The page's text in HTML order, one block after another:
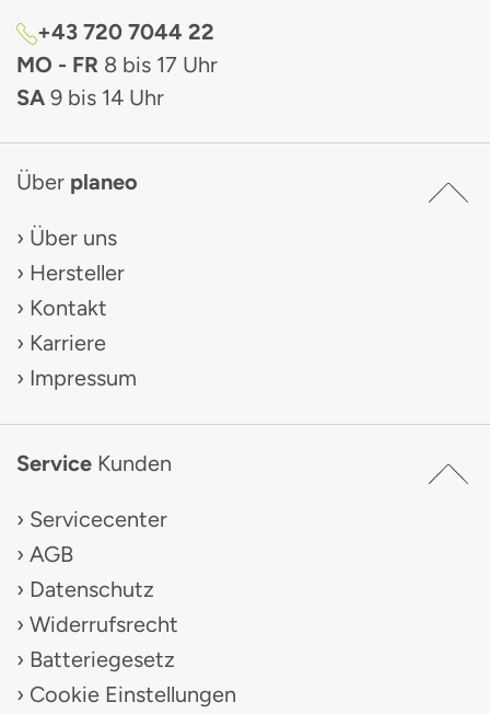
+43 720 7044 22
MO - FR 8 bis 17 Uhr
SA 9 bis 14 Uhr
Über planeo
Über uns
Hersteller
Kontakt
Karriere
Impressum
Service Kunden
Servicecenter
AGB
Datenschutz
Widerrufsrecht
Batteriegesetz
Cookie Einstellungen